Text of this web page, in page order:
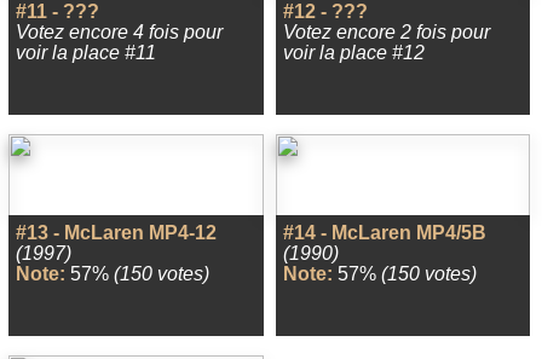
#11 - ???
Votez encore 4 fois pour
voir la place #11
#12 - ???
Votez encore 2 fois pour
voir la place #12
#13 - McLaren MP4-12
(1997)
Note: 57% (150 votes)
#14 - McLaren MP4/5B
(1990)
Note: 57% (150 votes)